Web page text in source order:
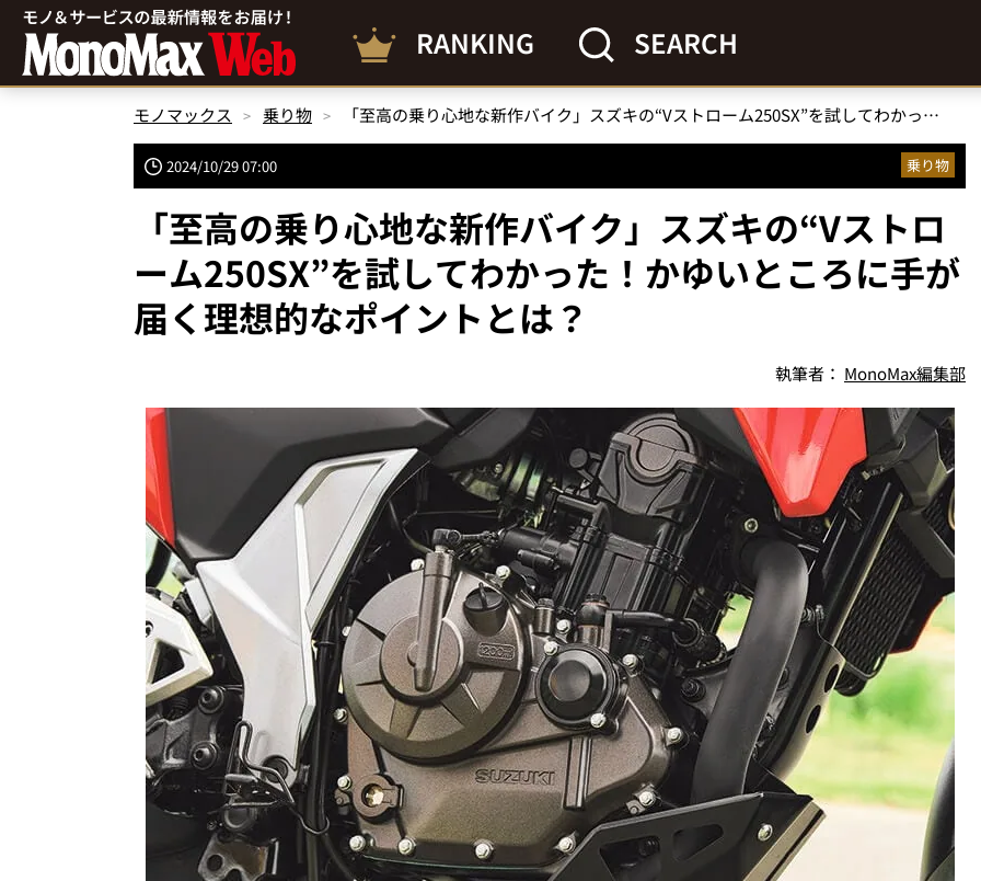
RANKING SEARCH
モノマックス 乗り物 「至高の乗り心地な新作バイク」スズキの“Vストローム250SX”を試してわかった！かゆいところに手が届く理想的なポイントとは？
2024/10/29 07:00 乗り物
「至高の乗り心地な新作バイク」スズキの“Vストロ
ーム250SX”を試してわかった！かゆいところに手が
届く理想的なポイントとは？
執筆者： MonoMax編集部